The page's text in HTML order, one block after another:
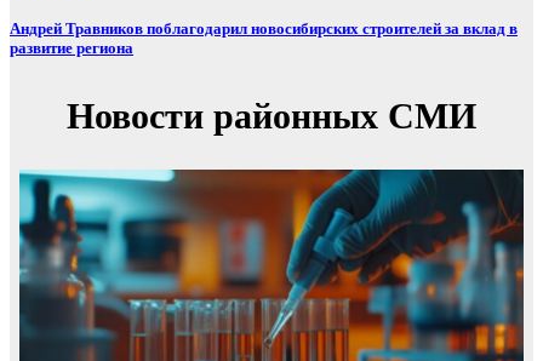
Андрей Травников поблагодарил новосибирских строителей за вклад в
развитие региона